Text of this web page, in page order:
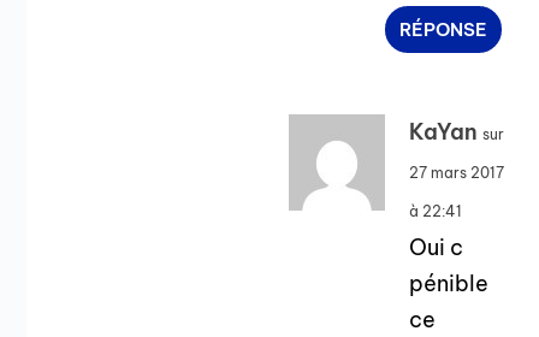
RÉPONSE
KaYan sur
27 mars 2017
à 22:41
Oui c
pénible
ce